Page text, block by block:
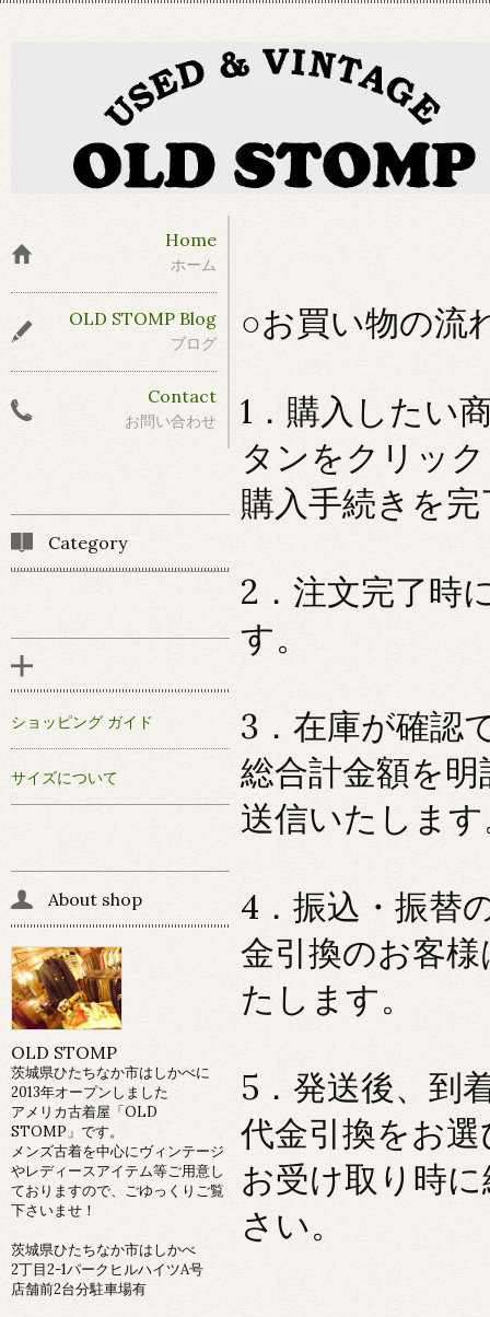
○お買い物の流
1．購入したい
タンをクリッ
購入手続きを
2．注文完了時
す。
3．在庫が確認
総合計金額を
送信いたしま
4．振込・振替
金引換のお客
たします。
5．発送後、到
代金引換をお
お受け取り時
さい。
Home
ホーム
OLD STOMP Blog
ブログ
Contact
お問い合わせ
Category
ショッピング ガイド
サイズについて
About shop
OLD STOMP
茨城県ひたちなか市はしかべに
2013年オープンしました
アメリカ古着屋「OLD
STOMP」です。
メンズ古着を中心にヴィンテージ
やレディースアイテム等ご用意し
ておりますので、ごゆっくりご覧
下さいませ！
茨城県ひたちなか市はしかべ
2丁目2-1パークヒルハイツA号
店舗前2台分駐車場有